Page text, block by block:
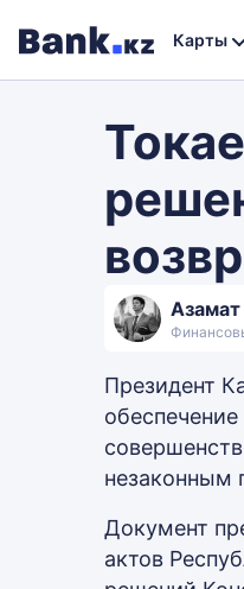
Карты
Президент
незаконным
Документ
актов